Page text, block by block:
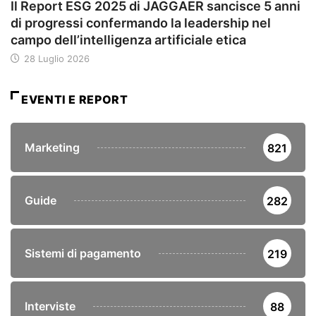
Il Report ESG 2025 di JAGGAER sancisce 5 anni
di progressi confermando la leadership nel
campo dell’intelligenza artificiale etica
28 Luglio 2026
EVENTI E REPORT
Marketing 821
Guide 282
Sistemi di pagamento 219
Interviste 88